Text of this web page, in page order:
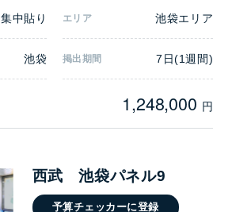
集中貼り エリア 池袋エリア
池袋 掲出期間 7日(1週間)
1,248,000 円
西武 池袋パネル9
予算チェッカーに登録